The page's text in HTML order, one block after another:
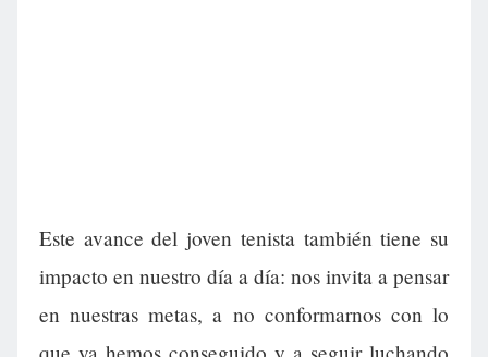
Este avance del joven tenista también tiene su
impacto en nuestro día a día: nos invita a pensar
en nuestras metas, a no conformarnos con lo